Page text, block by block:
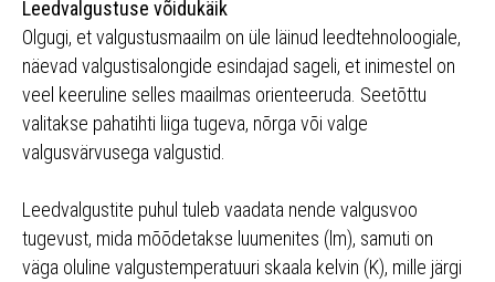
Leedvalgustuse võidukäik
Olgugi, et valgustusmaailm on üle läinud leedtehnoloogiale,
näevad valgustisalongide esindajad sageli, et inimestel on
veel keeruline selles maailmas orienteeruda. Seetõttu
valitakse pahatihti liiga tugeva, nõrga või valge
valgusvärvusega valgustid.
Leedvalgustite puhul tuleb vaadata nende valgusvoo
tugevust, mida mõõdetakse luumenites (lm), samuti on
väga oluline valgustemperatuuri skaala kelvin (K), mille järgi